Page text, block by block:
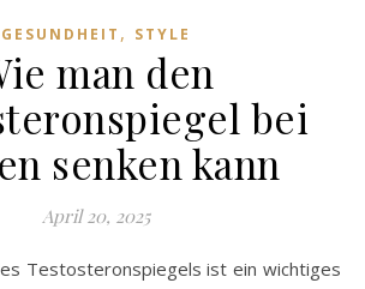
GESUNDHEIT , STYLE
man den
bei
senken kann
April 20, 2025